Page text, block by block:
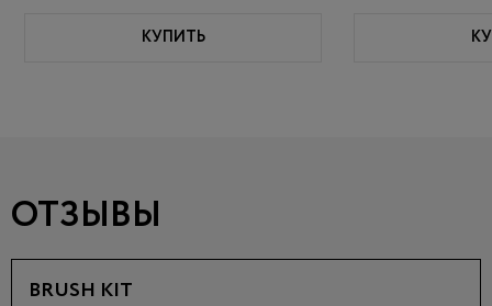
КУПИТЬ
ОТЗЫВЫ
BRUSH KIT